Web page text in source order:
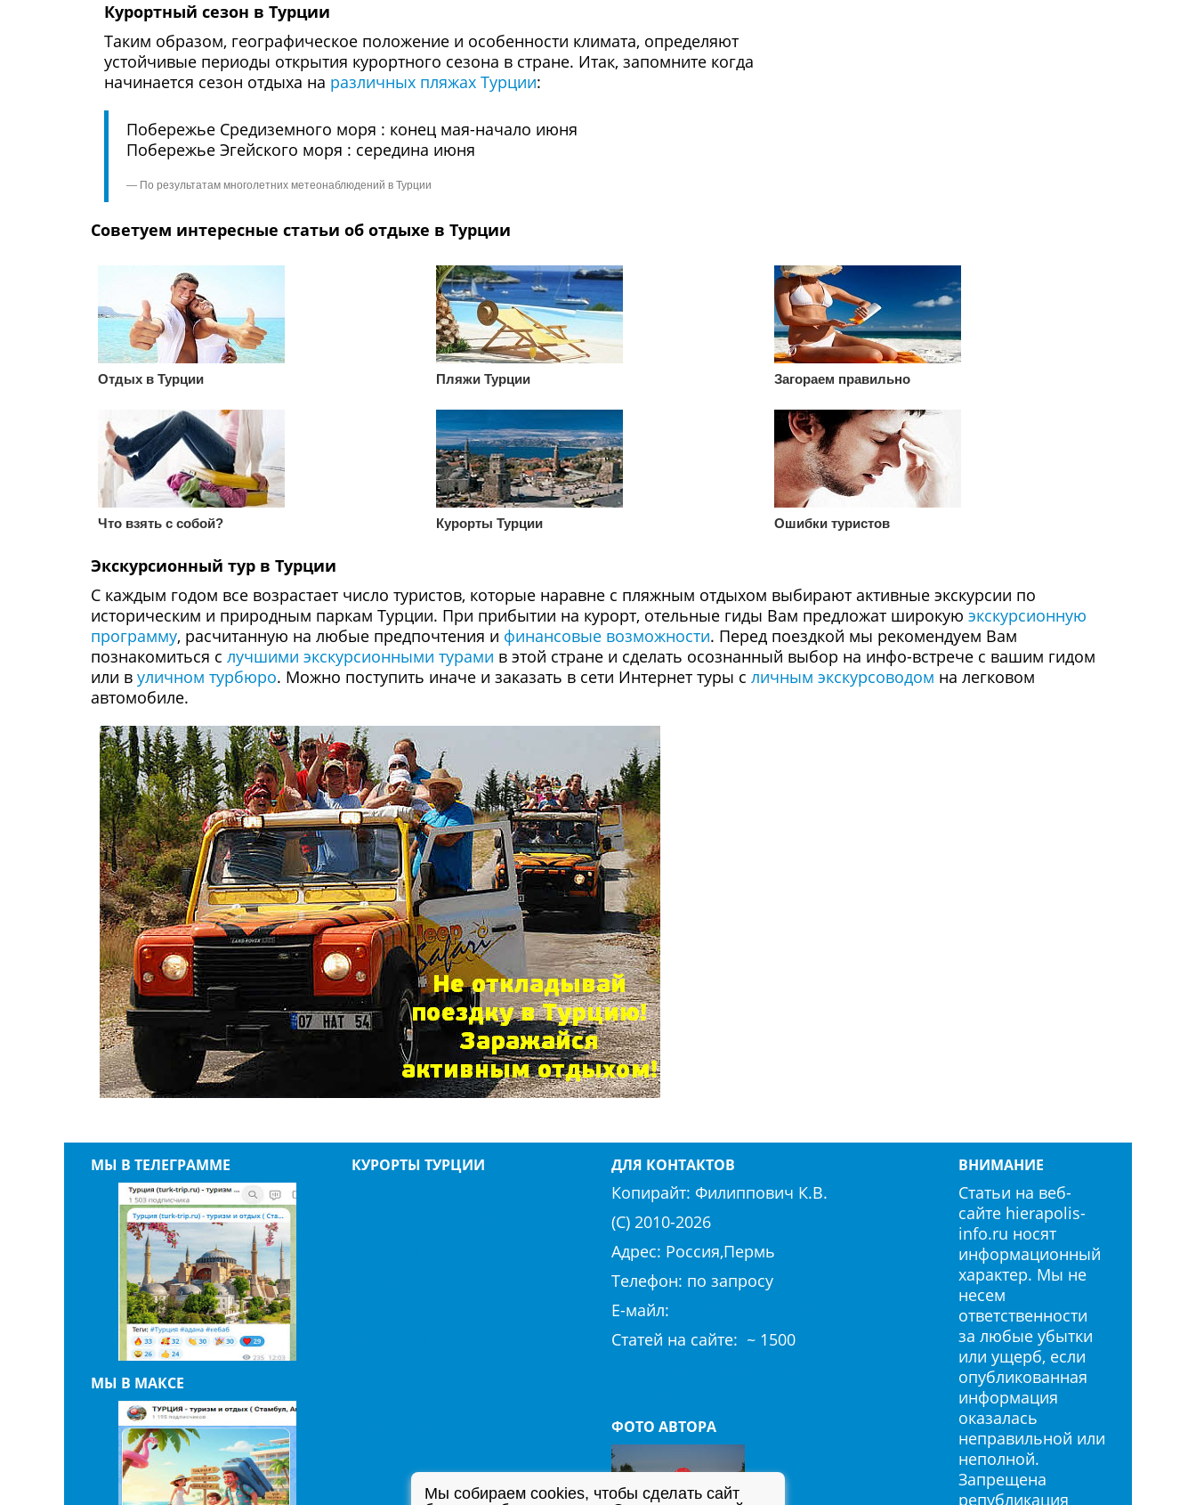
Курортный сезон в Турции
Таким образом, географическое положение и особенности климата, определяют
устойчивые периоды открытия курортного сезона в стране. Итак, запомните когда
начинается сезон отдыха на различных пляжах Турции:
Побережье Средиземного моря : конец мая-начало июня
Побережье Эгейского моря : середина июня
По результатам многолетних метеонаблюдений в Турции
Советуем интересные статьи об отдыхе в Турции
Отдых в Турции Пляжи Турции Загораем правильно
Что взять с собой? Курорты Турции Ошибки туристов
Экскурсионный тур в Турции
С каждым годом все возрастает число туристов, которые наравне с пляжным отдыхом выбирают активные экскурсии по
историческим и природным паркам Турции. При прибытии на курорт, отельные гиды Вам предложат широкую экскурсионную
программу, расчитанную на любые предпочтения и финансовые возможности. Перед поездкой мы рекомендуем Вам
познакомиться с лучшими экскурсионными турами в этой стране и сделать осознанный выбор на инфо-встрече с вашим гидом
или в уличном турбюро. Можно поступить иначе и заказать в сети Интернет туры с личным экскурсоводом на легковом
автомобиле.
МЫ В ТЕЛЕГРАММЕ
МЫ В МАКСЕ
КУРОРТЫ ТУРЦИИ
ФЕТХИЕ
ХИСАРЕНЮ
ДЛЯ КОНТАКТОВ
Копирайт: Филиппович К.В.
(С) 2010-2026
Адрес: Россия,Пермь
Телефон: по запросу
E-майл:
Cтaтeй нa caйтe: ~ 1500
ФОТО АВТОРА
ВНИМАНИЕ
Статьи на веб-
сайте hierapolis-
info.ru носят
информационный
характер. Мы не
несем
ответственности
за любые убытки
или ущерб, если
опубликованная
информация
оказалась
неправильной или
неполной.
Запрещена
републикация
Мы собираем cookies, чтобы сделать сайт